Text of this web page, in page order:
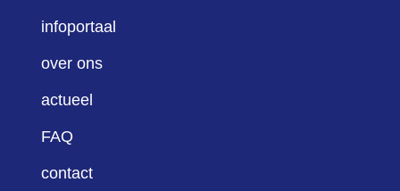
infoportaal
over ons
actueel
FAQ
contact